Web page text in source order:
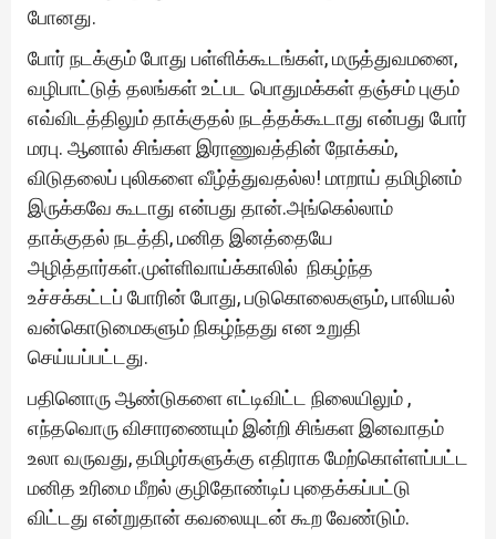
போனது.
போர் நடக்கும் போது பள்ளிக்கூடங்கள், மருத்துவமனை,
வழிபாட்டுத் தலங்கள் உட்பட பொதுமக்கள் தஞ்சம் புகும்
எவ்விடத்திலும் தாக்குதல் நடத்தக்கூடாது என்பது போர்
மரபு. ஆனால் சிங்கள இராணுவத்தின் நோக்கம்,
விடுதலைப் புலிகளை வீழ்த்துவதல்ல! மாறாய் தமிழினம்
இருக்கவே கூடாது என்பது தான்.அங்கெல்லாம்
தாக்குதல் நடத்தி, மனித இனத்தையே
அழித்தார்கள்.முள்ளிவாய்க்காலில் நிகழ்ந்த
உச்சக்கட்டப் போரின் போது, படுகொலைகளும், பாலியல்
வன்கொடுமைகளும் நிகழ்ந்தது என உறுதி
செய்யப்பட்டது.
பதினொரு ஆண்டுகளை எட்டிவிட்ட நிலையிலும் ,
எந்தவொரு விசாரணையும் இன்றி சிங்கள இனவாதம்
உலா வருவது, தமிழர்களுக்கு எதிராக மேற்கொள்ளப்பட்ட
மனித உரிமை மீறல் குழிதோண்டிப் புதைக்கப்பட்டு
விட்டது என்றுதான் கவலையுடன் கூற வேண்டும்.